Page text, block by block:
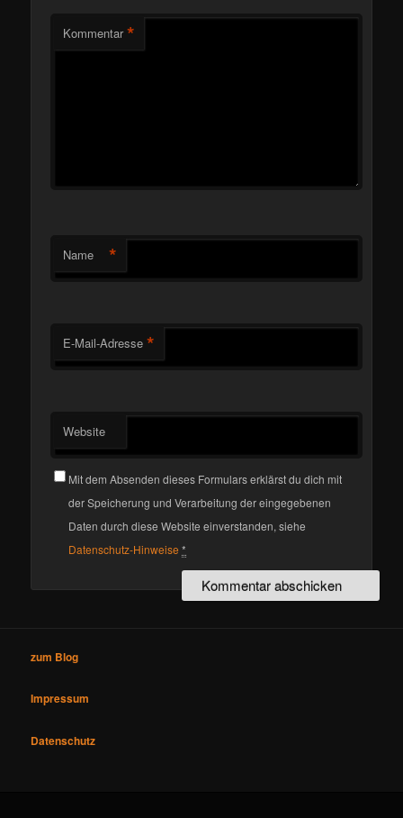
Kommentar *
Name *
E-Mail-Adresse *
Website
Mit dem Absenden dieses Formulars erklärst du dich mit
der Speicherung und Verarbeitung der eingegebenen
Daten durch diese Website einverstanden, siehe
Datenschutz-Hinweise *
zum Blog
Impressum
Datenschutz